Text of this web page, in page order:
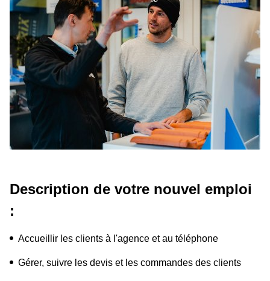
Description de votre nouvel emploi
:
Accueillir les clients à l'agence et au téléphone
Gérer, suivre les devis et les commandes des clients